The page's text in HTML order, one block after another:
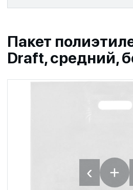
Пакет
Draft, средний,
‹ +